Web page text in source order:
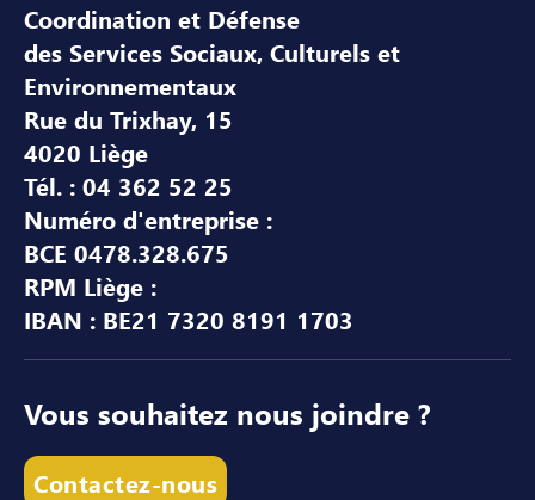
Coordination et Défense
des Services Sociaux, Culturels et
Environnementaux
Rue du Trixhay, 15
4020 Liège
Tél. : 04 362 52 25
Numéro d'entreprise :
BCE 0478.328.675
RPM Liège :
IBAN : BE21 7320 8191 1703
Vous souhaitez nous joindre ?
Contactez-nous